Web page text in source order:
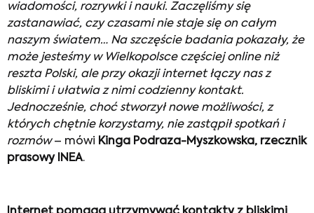
wiadomości, rozrywki i nauki. Zaczęliśmy się
zastanawiać, czy czasami nie staje się on całym
naszym światem… Na szczęście badania pokazały, że
może jesteśmy w Wielkopolsce częściej online niż
reszta Polski, ale przy okazji internet łączy nas z
bliskimi i ułatwia z nimi codzienny kontakt.
Jednocześnie, choć stworzył nowe możliwości, z
których chętnie korzystamy, nie zastąpił spotkań i
rozmów– mówi Kinga Podraza-Myszkowska, rzecznik
prasowy INEA.